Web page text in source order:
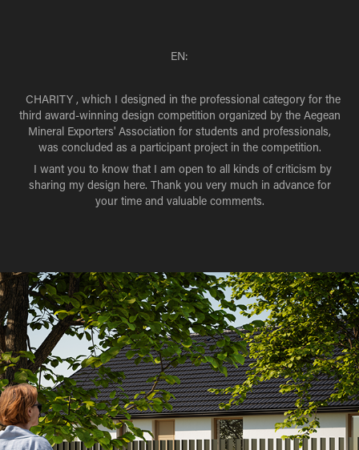
EN:
CHARITY, which I designed in the professional category for the
third award-winning design competition organized by the Aegean
Mineral Exporters' Association for students and professionals,
was concluded as a participant project in the competition.
I want you to know that I am open to all kinds of criticism by
sharing my design here. Thank you very much in advance for
your time and valuable comments.